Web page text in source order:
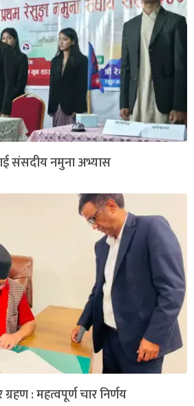
संसदीय नमुना अभ्यास
ग्रहण : महत्वपूर्ण चार निर्णय